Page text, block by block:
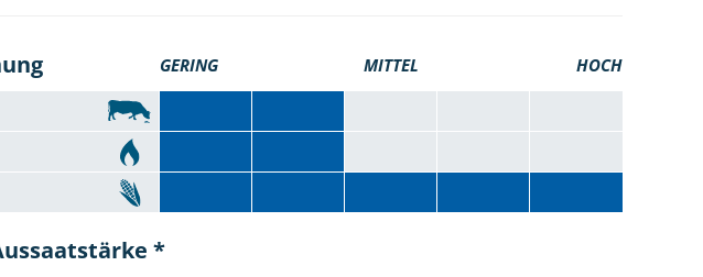
GERING MITTEL HOCH
*